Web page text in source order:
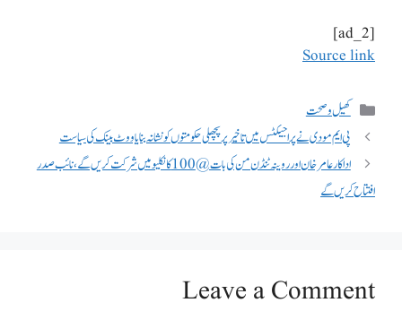
[ad_2]
Source link
کھیل و صحت
پی ایم مودی نے پراجیکٹس میں تاخیر پر پچھلی حکومتوں کو نشانہ بنایا ووٹ بینک کی سیاست
اداکار عامر خان اور روینہ ٹنڈن من کی بات @ 100 کانکلیو میں شرکت کریں گے، نائب صدر
افتتاح کریں گے
Leave a Comment